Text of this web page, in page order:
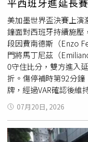
動權。延長賽第96分鐘
破門，但因隊友犯規
球。（圖／達志／美聯
動攻勢，托雷斯在禁區
進球。落後的阿根廷
在第115分鐘於左路起
時階段，西蒙尼（
但同樣未能轉化為進球
尼茲（Emiliano
擋下亞馬爾（Lamine
人的射門，並於傷停補
勢及體能消耗下，仍無
平西班牙進延長賽
美加墨世界盃決賽上
鐘面對西班牙持續施壓
段因費南德斯（Enzo
門將馬丁尼茲（
0守住比分，雙方進入
折。傷停補時第92分
牌，經過VAR確認後維
阿根廷隨後必須以
前鋒亞馬爾（Lamine
隊打破僵局，不過再度
功力保球門不失，雙方
07月20日, 2026